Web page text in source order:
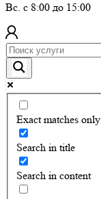
Вс. с 8:00 до 15:00
Exact matches only
Search in title
Search in content